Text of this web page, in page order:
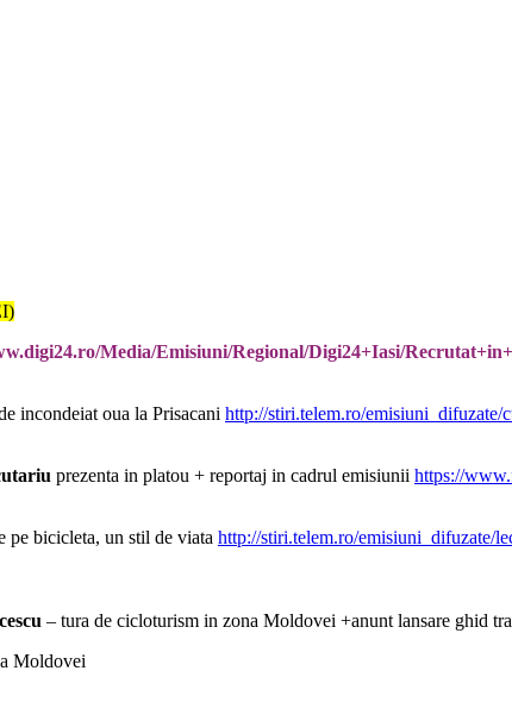
Media/Emisiuni/Regional/Digi24+Iasi/
incondeiat oua la Prisacani http://stiri.telem.ro/
prezenta in platou + reportaj in cadrul emisiunii https://
pe bicicleta, un stil de viata http://stiri.telem.ro/emisiuni_difuzate/
– tura de cicloturism in zona Moldovei +anunt lansare ghid
Moldovei